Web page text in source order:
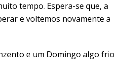
tempo. Espera-se que, a
e voltemos novamente a
e um Domingo algo frio